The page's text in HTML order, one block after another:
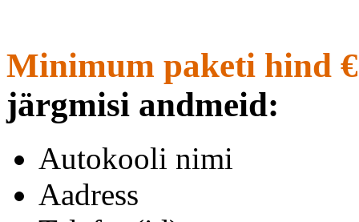
Minimum paketi hind
järgmisi andmeid:
Autokooli nimi
Aadress